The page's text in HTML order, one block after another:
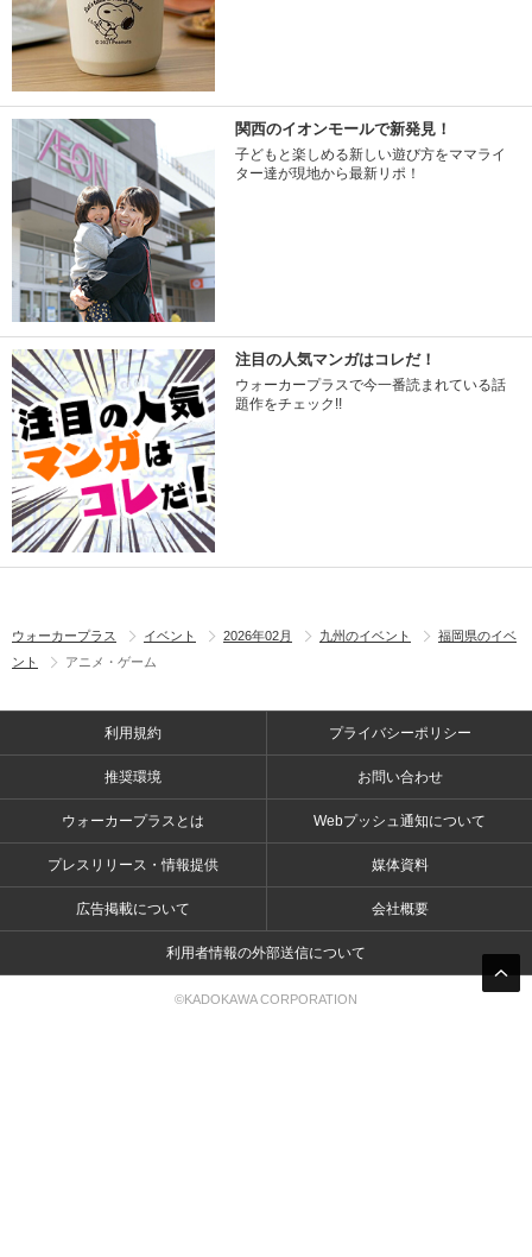
関西のイオンモールで新発見！
子どもと楽しめる新しい遊び方をママライ
ター達が現地から最新リポ！
注目の人気マンガはコレだ！
ウォーカープラスで今一番読まれている話
題作をチェック!!
ウォーカープラス イベント 2026年02月 九州のイベント
福岡県のイベ
ント
アニメ・ゲーム
利用規約 プライバシーポリシー
推奨環境 お問い合わせ
ウォーカープラスとは Webプッシュ通知について
プレスリリース・情報提供 媒体資料
広告掲載について 会社概要
利用者情報の外部送信について
©KADOKAWA CORPORATION